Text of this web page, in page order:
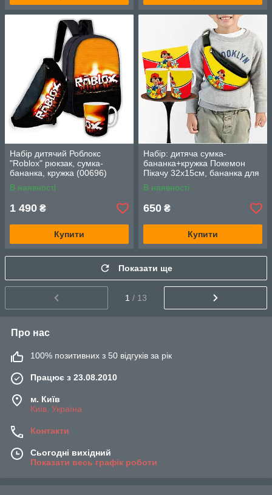
Набір дитячий Роблокс
"Roblox" рюкзак, сумка-
бананка, кружка (00696)
В наявності
1 490 ₴
Купити
Набір: дитяча сумка-
бананка+кружка Покемон
Пікачу 32х15см, бананка для
хлопчика через плече на
подарунок (00881)
В наявності
650 ₴
Купити
Показати ще
1 / 13
Про нас
100% позитивних з 50 відгуків за рік
Працює з 23.08.2010
м. Київ
Київ, Україна
Контакти
Сьогодні вихідний
Показати весь графік роботи